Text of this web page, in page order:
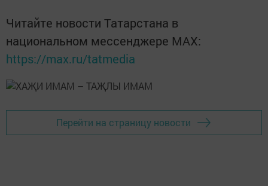
Читайте новости Татарстана в
национальном мессенджере MАХ:
https://max.ru/tatmedia
Перейти на страницу новости